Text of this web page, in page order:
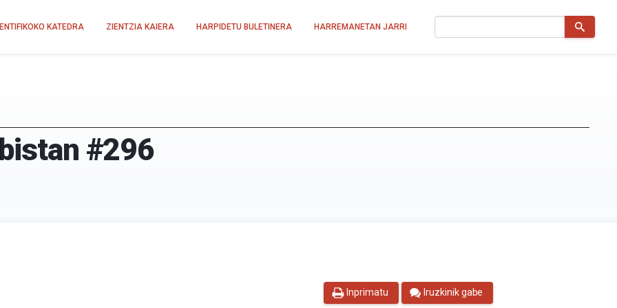
KATEDRA ZIENTZIA KAIERA HARPIDETU BULETINERA HARREMANETAN JARRI
#296
Inprimatu Iruzkinik gabe